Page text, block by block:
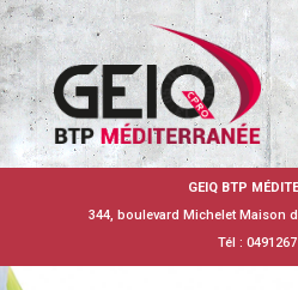
GEIQ BTP
344, boulevard Michelet Maison
Tél :